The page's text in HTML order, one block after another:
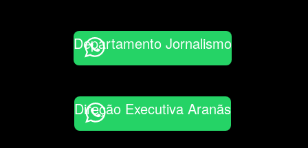
Departamento Jornalismo
Direção Executiva Aranãs